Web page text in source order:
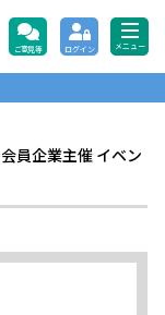
法人日本ICTテレ
ご意見等 ログイン メニュー
会員企業主催 イベン